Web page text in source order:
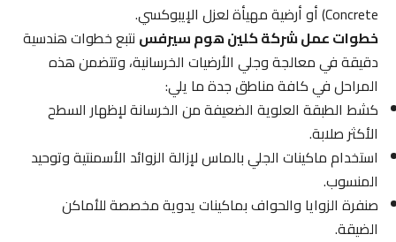
Concrete) أو أرضية مهيأة لعزل الإيبوكسي.
خطوات عمل شركة كلين هوم سيرفسنتبع خطوات هندسية
دقيقة في معالجة وجلي الأرضيات الخرسانية، وتتضمن هذه
المراحل في كافة مناطق جدة ما يلي:
كشط الطبقة العلوية الضعيفة من الخرسانة لإظهار السطح
الأكثر صلابة.
استخدام ماكينات الجلي بالماس لإزالة الزوائد الأسمنتية وتوحيد
المنسوب.
صنفرة الزوايا والحواف بماكينات يدوية مخصصة للأماكن
الضيقة.